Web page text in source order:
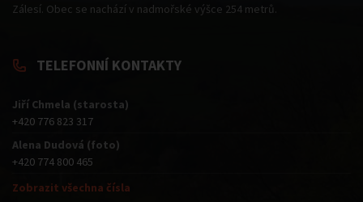
Zálesí. Obec se nachází v nadmořské výšce 254 metrů.
TELEFONNÍ KONTAKTY
Jiří Chmela (starosta)
+420 776 823 317
Alena Dudová (foto)
+420 774 800 465
Zobrazit všechna čísla